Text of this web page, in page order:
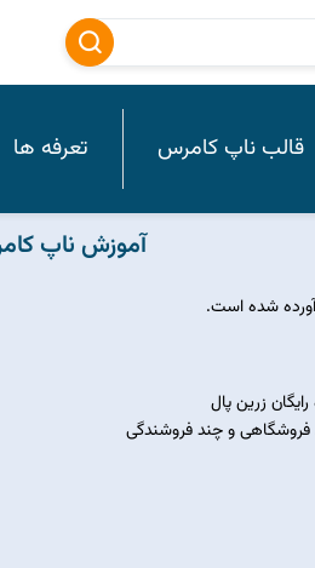
قالب ناپ کامرس تعرفه ها
آموزش ناپ
شده است.
زرین پال
و چند فروشندگی